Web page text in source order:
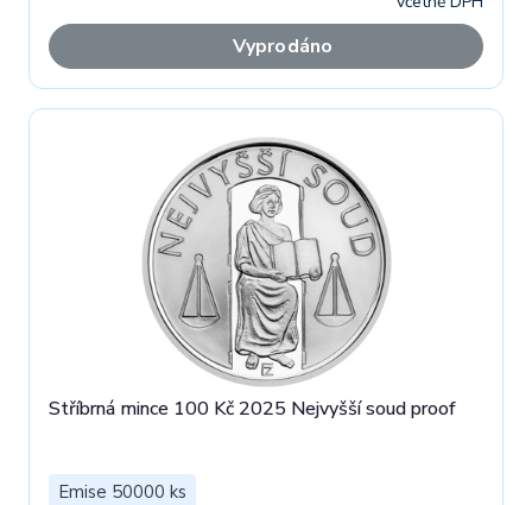
Vyprodáno
Stříbrná mince 100 Kč 2025 Nejvyšší soud proof
Emise 50000 ks